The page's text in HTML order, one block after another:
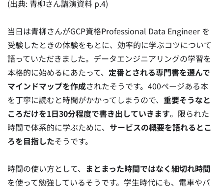
(出典: 青柳さん講演資料 p.4)
当日は青柳さんがGCP資格Professional Data Engineer を
受験したときの体験をもとに、効率的に学ぶコツについて
語っていただきました。データエンジニアリングの学習を
本格的に始めるにあたって、 定番とされる専門書を選んで
マインドマップを作成されたそうです。400ページある本
を丁寧に読むと時間がかかってしまうので、 重要そうなと
ころだけを1日30分程度で書き出していきます。限られた
時間で体系的に学ぶために、 サービスの概要を語れるとこ
ろを目指したそうです。
時間の使い方として、 まとまった時間ではなく細切れ時間
を使って勉強しているそうです。学生時代にも、電車やバ